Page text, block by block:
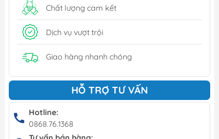
Chất lượng cam kết
Dịch vụ vượt trội
Giao hàng nhanh chóng
HỖ TRỢ TƯ VẤN
Hotline:
0868.76.1368